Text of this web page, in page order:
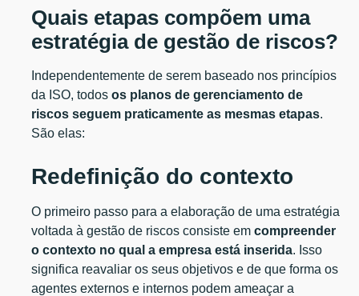
Quais etapas compõem uma
estratégia de gestão de riscos?
Independentemente de serem baseado nos princípios
da ISO, todosos planos de gerenciamento de
riscos seguem praticamente as mesmas etapas.
São elas:
Redefinição do contexto
O primeiro passo para a elaboração de uma estratégia
voltada à gestão de riscos consiste emcompreender
o contexto no qual a empresa está inserida. Isso
significa reavaliar os seus objetivos e de que forma os
agentes externos e internos podem ameaçar a